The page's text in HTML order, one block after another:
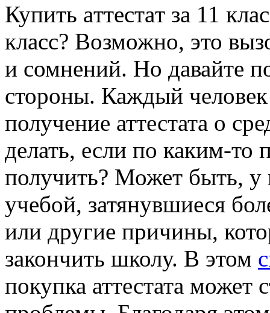
Купить aттeстaт зa 11
класс? Возможно, это
и сомнений. Но давайте
стороны. Каждый
получение аттестата о
делать, если по каким-то
получить? Может быть, у
учебой, затянувшиеся
или другие причины,
закончить школу. В этом
покупка аттестата может